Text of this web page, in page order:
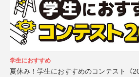
学生におすすめ
夏休み！学生におすすめのコンテスト《